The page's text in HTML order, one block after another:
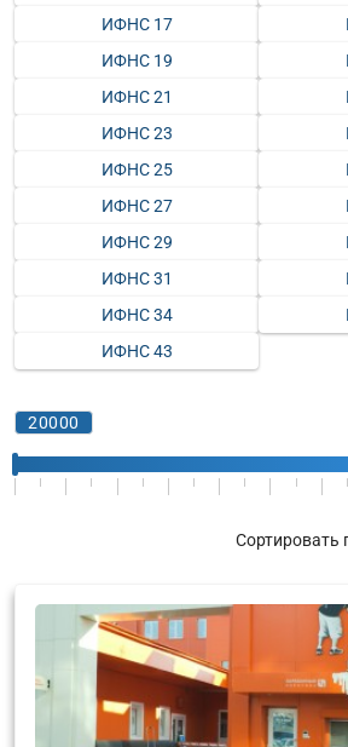
ИФНС 17
ИФНС 19
ИФНС 21
ИФНС 23
ИФНС 25
ИФНС 27
ИФНС 29
ИФНС 31
ИФНС 34
ИФНС 43
Сортировать